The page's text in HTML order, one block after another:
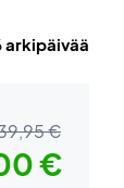
€
€